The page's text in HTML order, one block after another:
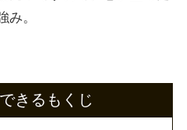
み。
きるもくじ